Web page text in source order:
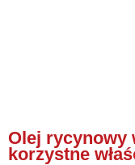
Olej rycynowy
korzystne